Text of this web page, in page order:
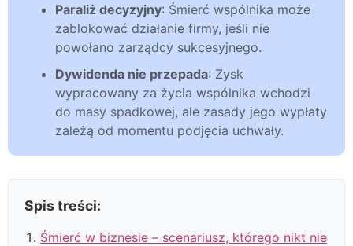
Paraliż decyzyjny: Śmierć wspólnika może
zablokować działanie firmy, jeśli nie
powołano zarządcy sukcesyjnego.
Dywidenda nie przepada: Zysk
wypracowany za życia wspólnika wchodzi
do masy spadkowej, ale zasady jego wypłaty
zależą od momentu podjęcia uchwały.
Spis treści:
Śmierć w biznesie – scenariusz, którego nikt nie